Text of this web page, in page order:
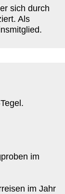
sich durch
Als
im
im Jahr